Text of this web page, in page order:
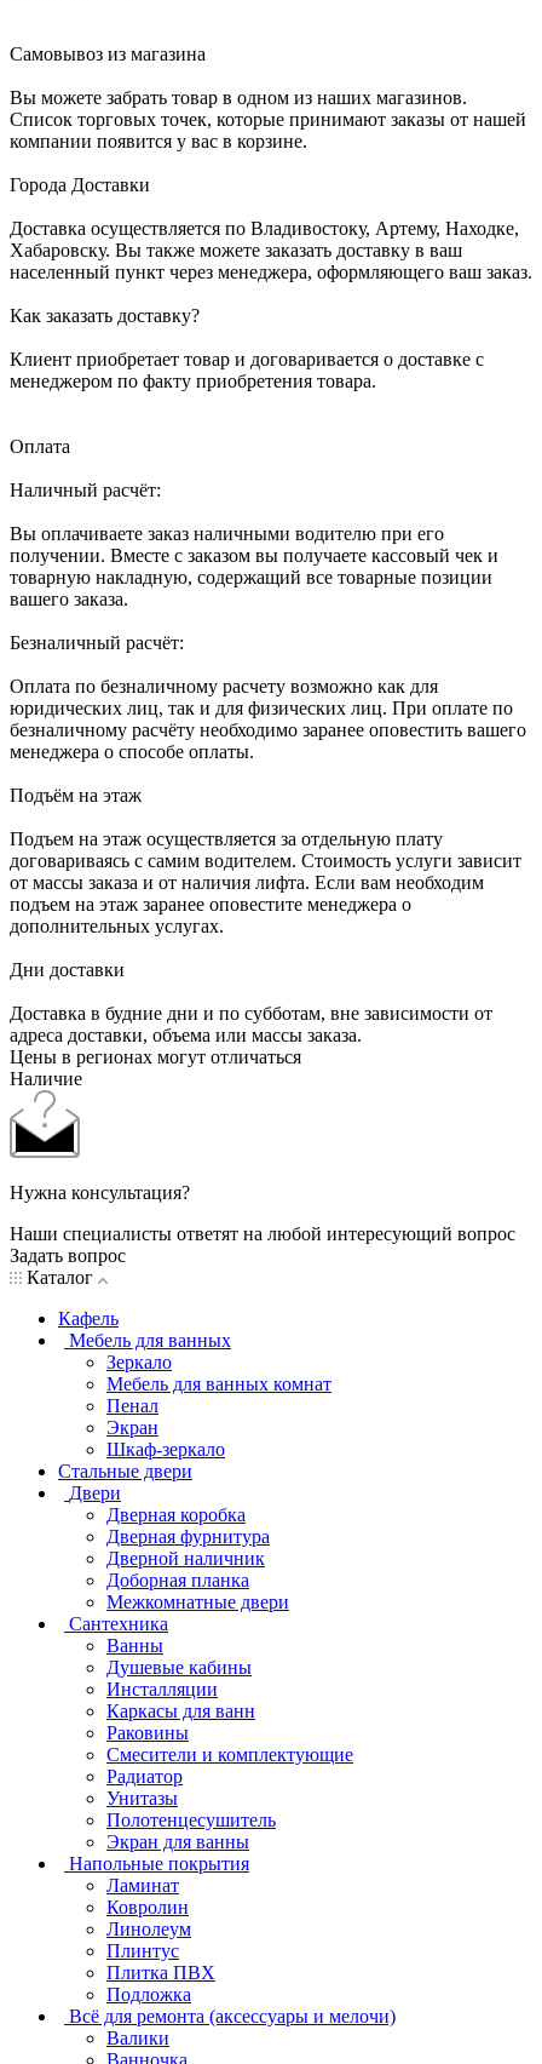
Самовывоз из магазина
Вы можете забрать товар в одном из наших магазинов.
Список торговых точек, которые принимают заказы от нашей
компании появится у вас в корзине.
Города Доставки
Доставка осуществляется по Владивостоку, Артему, Находке,
Хабаровску. Вы также можете заказать доставку в ваш
населенный пункт через менеджера, оформляющего ваш заказ.
Как заказать доставку?
Клиент приобретает товар и договаривается о доставке с
менеджером по факту приобретения товара.
Оплата
Наличный расчёт:
Вы оплачиваете заказ наличными водителю при его
получении. Вместе с заказом вы получаете кассовый чек и
товарную накладную, содержащий все товарные позиции
вашего заказа.
Безналичный расчёт:
Оплата по безналичному расчету возможно как для
юридических лиц, так и для физических лиц. При оплате по
безналичному расчёту необходимо заранее оповестить вашего
менеджера о способе оплаты.
Подъём на этаж
Подъем на этаж осуществляется за отдельную плату
договариваясь с самим водителем. Стоимость услуги зависит
от массы заказа и от наличия лифта. Если вам необходим
подъем на этаж заранее оповестите менеджера о
дополнительных услугах.
Дни доставки
Доставка в будние дни и по субботам, вне зависимости от
адреса доставки, объема или массы заказа.
Цены в регионах могут отличаться
Наличие
Нужна консультация?
Наши специалисты ответят на любой интересующий вопрос
Задать вопрос
Каталог
Кафель
Мебель для ванных
Зеркало
Мебель для ванных комнат
Пенал
Экран
Шкаф-зеркало
Стальные двери
Двери
Дверная коробка
Дверная фурнитура
Дверной наличник
Доборная планка
Межкомнатные двери
Сантехника
Ванны
Душевые кабины
Инсталляции
Каркасы для ванн
Раковины
Смесители и комплектующие
Радиатор
Унитазы
Полотенцесушитель
Экран для ванны
Напольные покрытия
Ламинат
Ковролин
Линолеум
Плинтус
Плитка ПВХ
Подложка
Всё для ремонта (аксессуары и мелочи)
Валики
Ванночка